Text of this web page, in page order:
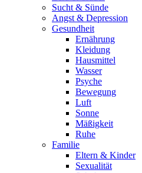
Sucht & Sünde
Angst & Depression
Gesundheit
Ernährung
Kleidung
Hausmittel
Wasser
Psyche
Bewegung
Luft
Sonne
Mäßigkeit
Ruhe
Familie
Eltern & Kinder
Sexualität